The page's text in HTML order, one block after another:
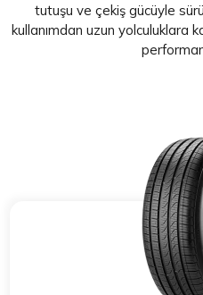
tutuşu ve çekiş gücüyle
kullanımdan uzun yolculuklara